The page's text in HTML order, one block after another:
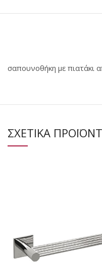
σαπουνοθήκη με πιατάκι
ΣΧΕΤΙΚΑ